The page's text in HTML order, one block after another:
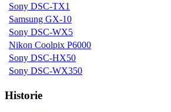
Sony DSC-TX1
Samsung GX-10
Sony DSC-WX5
Nikon Coolpix P6000
Sony DSC-HX50
Sony DSC-WX350
Historie